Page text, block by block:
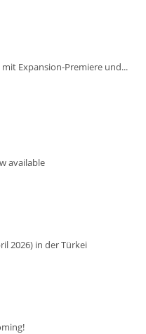
Expansion-Premiere und...
available
2026) in der Türkei